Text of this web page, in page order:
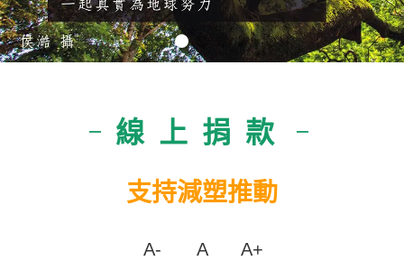
| 線上捐款 |
支持減塑推動
A- A A+